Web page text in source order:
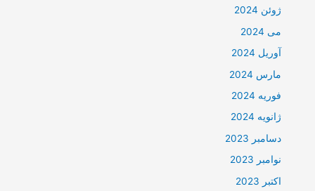
ژوئن 2024
می 2024
آوریل 2024
مارس 2024
فوریه 2024
ژانویه 2024
دسامبر 2023
نوامبر 2023
اکتبر 2023